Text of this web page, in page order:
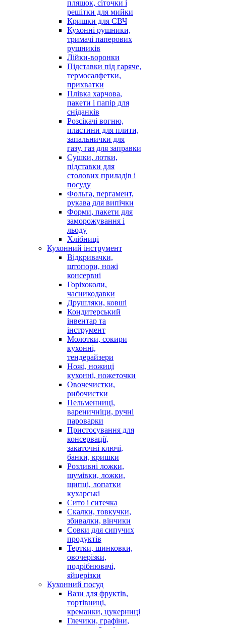
пляшок, сіточки і
решітки для мийки
Кришки для СВЧ
Кухонні рушники,
тримачі паперових
рушників
Лійки-воронки
Підставки під гаряче,
термосалфетки,
прихватки
Плівка харчова,
пакети і папір для
сніданків
Розсікачі вогню,
пластини для плити,
запальнички для
газу, газ для заправки
Сушки, лотки,
підставки для
столових приладів і
посуду
Фольга, пергамент,
рукава для випічки
Форми, пакети для
заморожування і
льоду
Хлібниці
Кухонний інструмент
Відкривачки,
штопори, ножі
консервні
Горіхоколи,
часникодавки
Друшляки, ковші
Кондитерський
інвентар та
інструмент
Молотки, сокири
кухонні,
тендерайзери
Ножі, ножиці
кухонні, ножеточки
Овочечистки,
рибочистки
Пельменниці,
вареничніци, ручні
пароварки
Пристосування для
консервації,
закаточні ключі,
банки, кришки
Розливні ложки,
шумівки, ложки,
щипці, лопатки
кухарські
Сито і ситечка
Скалки, товкучки,
збивалки, вінчики
Совки для сипучих
продуктів
Тертки, шинковки,
овочерізки,
подрібнювачі,
яйцерізки
Кухонний посуд
Вази для фруктів,
тортівниці,
креманки, цукерниці
Глечики, графіни,